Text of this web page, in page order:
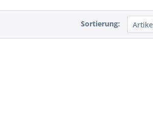
Sortierung: